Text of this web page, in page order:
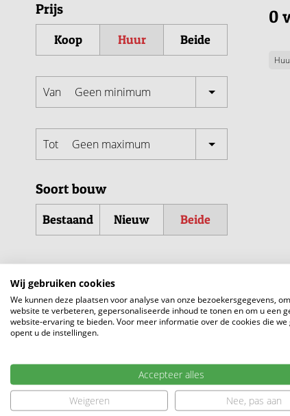
Prijs
Koop Huur Beide
Van Geen minimum
Tot Geen maximum
Soort bouw
Bestaand Nieuw Beide
0
Wij gebruiken cookies
We kunnen deze plaatsen voor analyse van onze bezoekersgegevens,
website te verbeteren, gepersonaliseerde inhoud te tonen en om u een
website-ervaring te bieden. Voor meer informatie over de cookies die
opent u de instellingen.
Accepteer alles
Weigeren
Nee, pas aan